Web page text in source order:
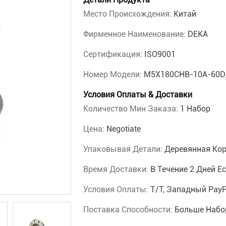
Место Происхождения: Китай
Фирменное Наименование: DEKA
Сертификация: ISO9001
Номер Модели: M5X180CHB-10A-
Условия Оплаты & Доставки
Количество Мин Заказа: 1 Набор
Цена: Negotiate
Упаковывая Детали: Деревянная
Время Доставки: В Течение 2 Дней
Условия Оплаты: T/T, Западный
Поставка Способности: Больше